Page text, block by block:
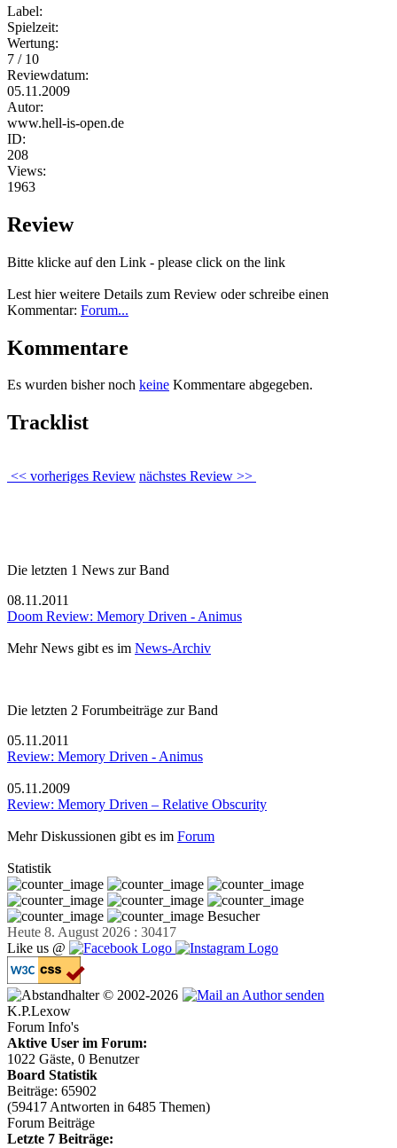
Label:
Spielzeit:
Wertung:
7 / 10
Reviewdatum:
05.11.2009
Autor:
www.hell-is-open.de
ID:
208
Views:
1963
Review
Bitte klicke auf den Link - please click on the link
Lest hier weitere Details zum Review oder schreibe einen
Kommentar: Forum...
Kommentare
Es wurden bisher noch keine Kommentare abgegeben.
Tracklist
<< vorheriges Review nächstes Review >>
Die letzten 1 News zur Band
08.11.2011
Doom Review: Memory Driven - Animus
Mehr News gibt es im News-Archiv
Die letzten 2 Forumbeiträge zur Band
05.11.2011
Review: Memory Driven - Animus
05.11.2009
Review: Memory Driven – Relative Obscurity
Mehr Diskussionen gibt es im Forum
Statistik
Besucher
Heute 8. August 2026 : 30417
Like us @
© 2002-2026
K.P.Lexow
Forum Info's
Aktive User im Forum:
1022 Gäste, 0 Benutzer
Board Statistik
Beiträge: 65902
(59417 Antworten in 6485 Themen)
Forum Beiträge
Letzte 7 Beiträge: